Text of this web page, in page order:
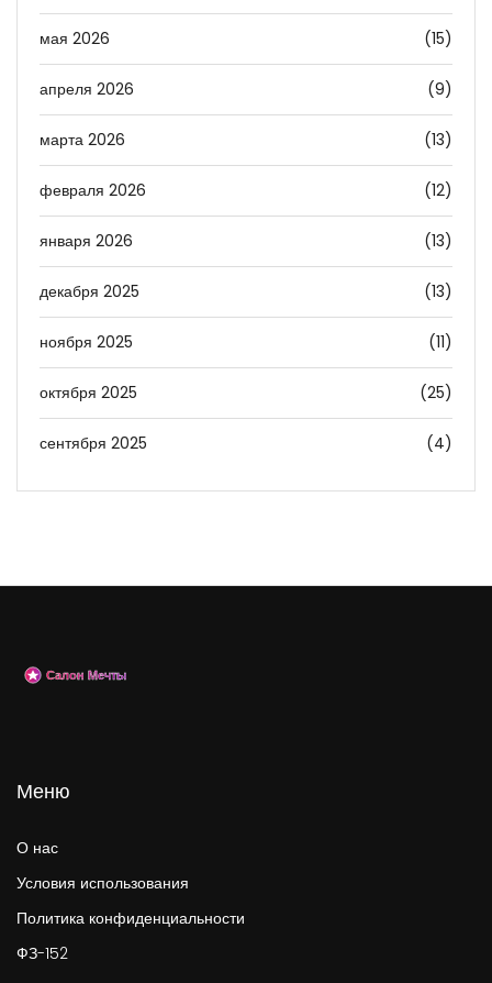
мая 2026 (15)
апреля 2026 (9)
марта 2026 (13)
февраля 2026 (12)
января 2026 (13)
декабря 2025 (13)
ноября 2025 (11)
октября 2025 (25)
сентября 2025 (4)
Меню
О нас
Условия использования
Политика конфиденциальности
ФЗ-152